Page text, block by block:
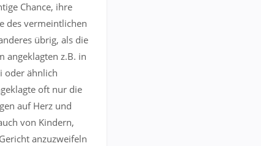
Chance, ihre
des vermeintlichen
übrig, als die
angeklagten z.B. in
oder ähnlich
oft nur die
auf Herz und
von Kindern,
anzuzweifeln